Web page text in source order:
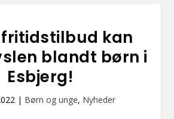
kan
blandt børn i
Esbjerg!
| Børn og unge, Nyheder